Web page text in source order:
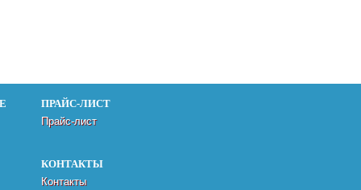
ПРАЙС-ЛИСТ
Прайс-лист
КОНТАКТЫ
Контакты